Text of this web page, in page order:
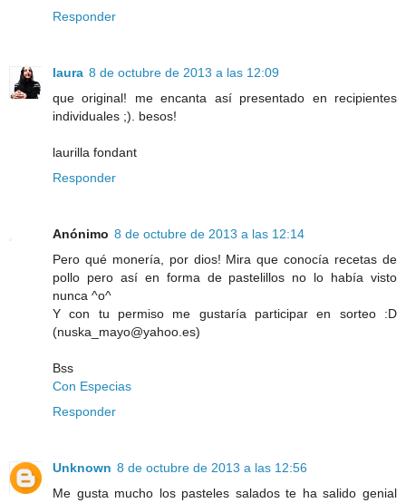
Responder
laura 8 de octubre de 2013 a las 12:09
que original! me encanta así presentado en recipientes
individuales ;). besos!
laurilla fondant
Responder
Anónimo 8 de octubre de 2013 a las 12:14
Pero qué monería, por dios! Mira que conocía recetas de
pollo pero así en forma de pastelillos no lo había visto
nunca ^o^
Y con tu permiso me gustaría participar en sorteo :D
(nuska_mayo@yahoo.es)
Bss
Con Especias
Responder
Unknown 8 de octubre de 2013 a las 12:56
Me gusta mucho los pasteles salados te ha salido genial